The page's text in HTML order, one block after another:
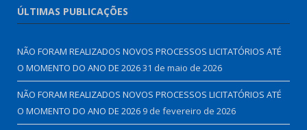
ÚLTIMAS PUBLICAÇÕES
NÃO FORAM REALIZADOS NOVOS PROCESSOS LICITATÓRIOS ATÉ
O MOMENTO DO ANO DE 202631 de maio de 2026
NÃO FORAM REALIZADOS NOVOS PROCESSOS LICITATÓRIOS ATÉ
O MOMENTO DO ANO DE 2026 9 de fevereiro de 2026